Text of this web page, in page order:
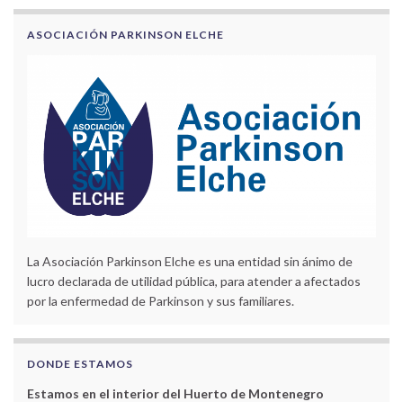
ASOCIACIÓN PARKINSON ELCHE
La Asociación Parkinson Elche es una entidad sin ánimo de
lucro declarada de utilidad pública, para atender a afectados
por la enfermedad de Parkinson y sus familiares.
DONDE ESTAMOS
Estamos en el interior del Huerto de Montenegro